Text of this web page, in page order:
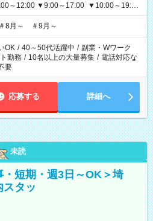
～12:00 ▼9:00～17:00 ▼10:00～19:00
8月～ ＃9月～
OK / 40～50代活躍中 / 副業・Wワーク
勤務 / 10名以上の大量募集 / 電話対応な
要
応募する 詳細へ
未読
・短期・週3日～OK＞埼
スタッ